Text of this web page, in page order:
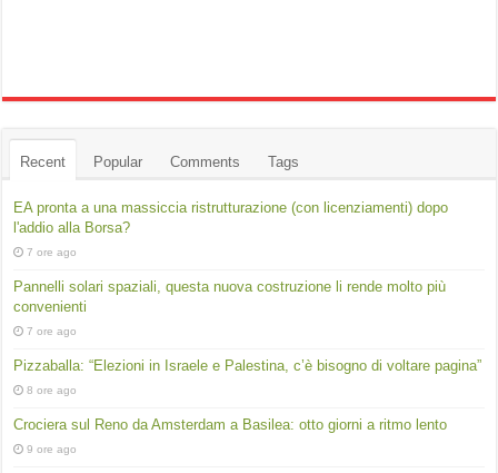
Recent Popular Comments Tags
EA pronta a una massiccia ristrutturazione (con licenziamenti) dopo
l'addio alla Borsa?
7 ore ago
Pannelli solari spaziali, questa nuova costruzione li rende molto più
convenienti
7 ore ago
Pizzaballa: “Elezioni in Israele e Palestina, c’è bisogno di voltare pagina”
8 ore ago
Crociera sul Reno da Amsterdam a Basilea: otto giorni a ritmo lento
9 ore ago